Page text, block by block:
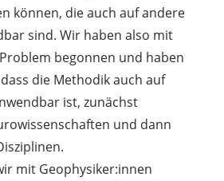
können, die auch auf andere
sind. Wir haben also mit
begonnen und haben
die Methodik auch auf
ist, zunächst
und dann
mit Geophysiker:innen